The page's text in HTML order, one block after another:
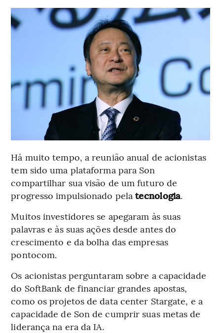
Há muito tempo, a reunião anual de acionistas
tem sido uma plataforma para Son
compartilhar sua visão de um futuro de
progresso impulsionado pelatecnologia.
Muitos investidores se apegaram às suas
palavras e às suas ações desde antes do
crescimento e da bolha das empresas
pontocom.
Os acionistas perguntaram sobre a capacidade
do SoftBank de financiar grandes apostas,
como os projetos de data center Stargate, e a
capacidade de Son de cumprir suas metas de
liderança na era da IA.